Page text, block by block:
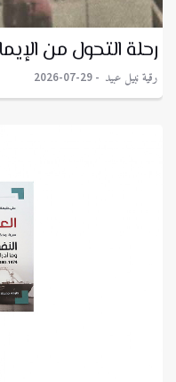
رحلة التحول من
رقية نبيل عبيد 2026-07-29